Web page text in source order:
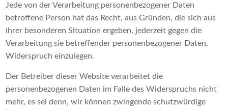
Jede von der Verarbeitung personenbezogener Daten
betroffene Person hat das Recht, aus Gründen, die sich aus
ihrer besonderen Situation ergeben, jederzeit gegen die
Verarbeitung sie betreffender personenbezogener Daten,
Widerspruch einzulegen.
Der Betreiber dieser Website verarbeitet die
personenbezogenen Daten im Falle des Widerspruchs nicht
mehr, es sei denn, wir können zwingende schutzwürdige